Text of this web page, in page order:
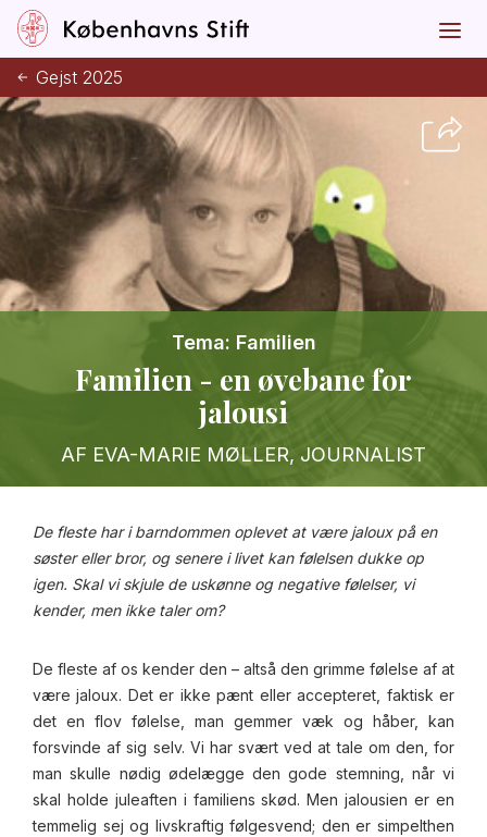
Gejst 2025
Familien - en øvebane for
jalousi
Tema: Familien
AF EVA-MARIE MØLLER, JOURNALIST
De fleste har i barndommen oplevet at være jaloux på en
søster eller bror, og senere i livet kan følelsen dukke op
igen. Skal vi skjule de uskønne og negative følelser, vi
kender, men ikke taler om?
De fleste af os kender den – altså den grimme følelse af at
være jaloux. Det er ikke pænt eller accepteret, faktisk er
det en flov følelse, man gemmer væk og håber, kan
forsvinde af sig selv. Vi har svært ved at tale om den, for
man skulle nødig ødelægge den gode stemning, når vi
skal holde juleaften i familiens skød. Men jalousien er en
temmelig sej og livskraftig følgesvend; den er simpelthen